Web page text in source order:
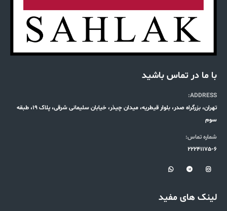
با ما در تماس باشید
ADDRESS:
تهران، بزرگراه صدر، بلوار قیطریه، میدان چیذر، خیابان سلیمانی شرقی، پلاک 19، طبقه
سوم
شماره تماس:
22241175-6
لینک های مفید